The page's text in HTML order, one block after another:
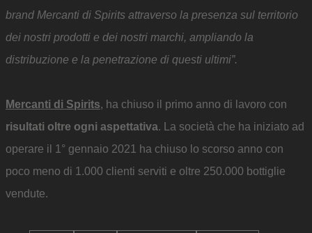
brand Mercanti di Spirits attraverso la presenza sul territorio
dei nostri prodotti e dei nostri marchi, ampliando la
distribuzione e la penetrazione di questi ultimi”.
Mercanti di Spirits, ha chiuso il primo anno di lavoro con
risultati oltre ogni aspettativa. La società che ha iniziato ad
operare il 1° gennaio 2021 ha chiuso lo scorso anno con
poco meno di 1.000 clienti serviti e oltre 250.000 bottiglie
vendute.